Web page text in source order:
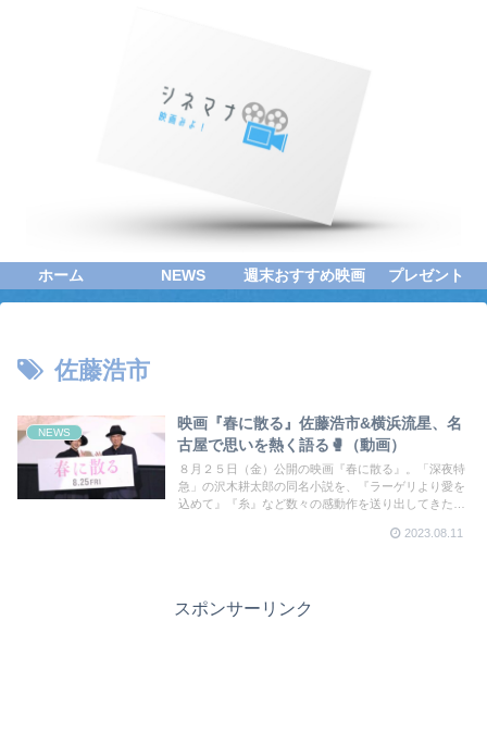
ホーム NEWS 週末おすすめ映画 プレゼント
佐藤浩市
NEWS
映画『春に散る』佐藤浩市&横浜流星、名
古屋で思いを熱く語る🥊（動画）
８月２５日（金）公開の映画『春に散る』。「深夜特
急」の沢木耕太郎の同名小説を、『ラーゲリより愛を
込めて』『糸』など数々の感動作を送り出してきた
演でも話題の本作。主演の2人が名古屋で舞台挨拶を
2023.08.11
スポンサーリンク